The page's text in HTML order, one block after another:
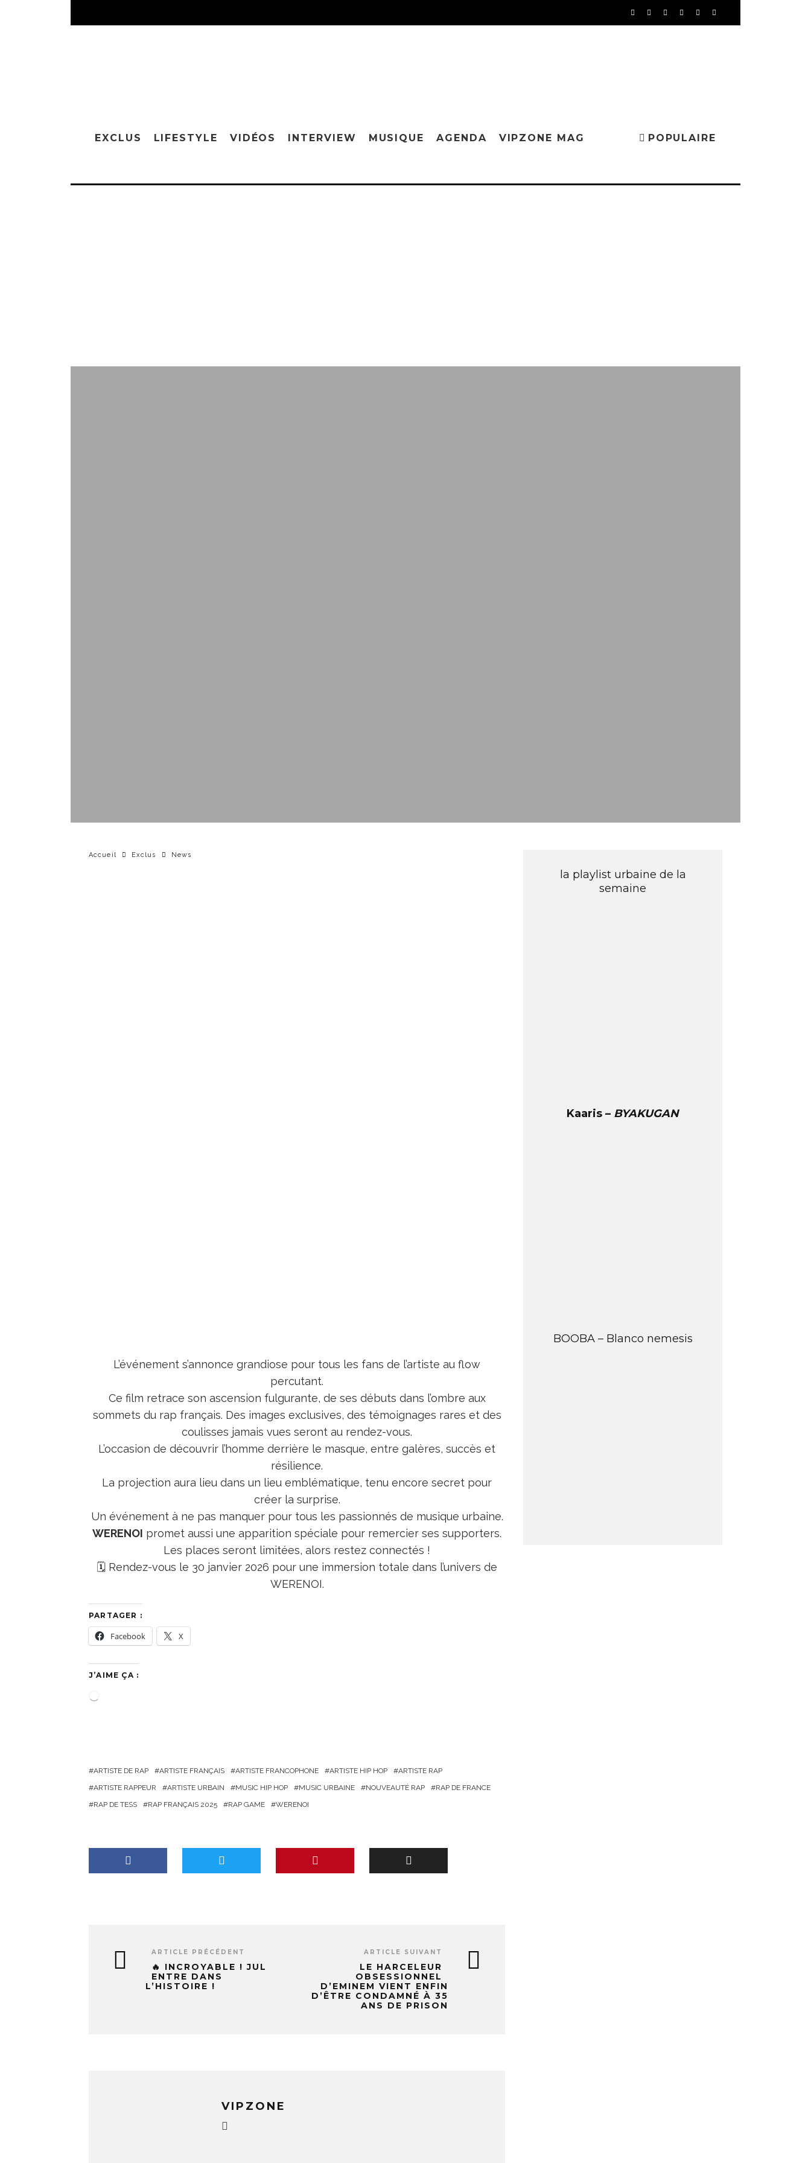
EXCLUS LIFESTYLE VIDÉOS INTERVIEW MUSIQUE AGENDA VIPZONE MAG POPULAIRE
Accueil Exclus News
L’événement s’annonce grandiose pour tous les fans de l’artiste au flow
percutant.
Ce film retrace son ascension fulgurante, de ses débuts dans l’ombre aux
sommets du rap français. Des images exclusives, des témoignages rares et des
coulisses jamais vues seront au rendez-vous.
L’occasion de découvrir l’homme derrière le masque, entre galères, succès et
résilience.
La projection aura lieu dans un lieu emblématique, tenu encore secret pour
créer la surprise.
Un événement à ne pas manquer pour tous les passionnés de musique urbaine.
WERENOI promet aussi une apparition spéciale pour remercier ses supporters.
Les places seront limitées, alors restez connectés !
🗓️ Rendez-vous le 30 janvier 2026 pour une immersion totale dans l’univers de
WERENOI.
PARTAGER :
Facebook X
J’AIME ÇA :
t
ARTISTE DE RAP ARTISTE FRANÇAIS ARTISTE FRANCOPHONE ARTISTE HIP HOP
ARTISTE RAP
ARTISTE RAPPEUR
ARTISTE URBAIN MUSIC HIP HOP MUSIC URBAINE NOUVEAUTÉ RAP
RAP DE FRANCE
RAP DE TESS
RAP FRANÇAIS 2025 RAP GAME WERENOI
ARTICLE PRÉCÉDENT
🔥 INCROYABLE ! JUL
ENTRE DANS
L’HISTOIRE !
ARTICLE SUIVANT
LE HARCELEUR
OBSESSIONNEL
D’EMINEM VIENT ENFIN
D’ÊTRE CONDAMNÉ À 35
ANS DE PRISON
VIPZONE
la playlist urbaine de la
semaine
Kaaris – BYAKUGAN
BOOBA – Blanco nemesis